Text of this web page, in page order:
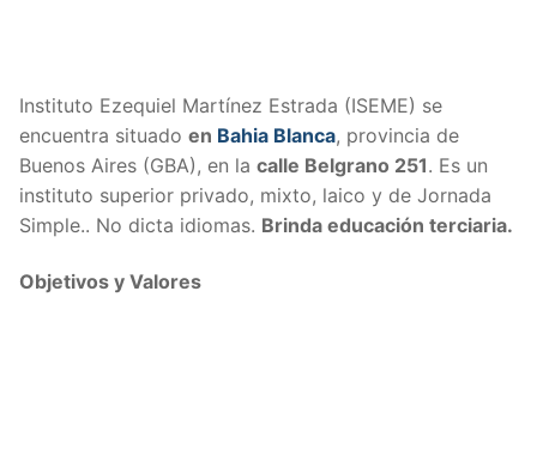
Instituto Ezequiel Martínez Estrada (ISEME) se
encuentra situado en Bahia Blanca, provincia de
Buenos Aires (GBA), en la calle Belgrano 251. Es un
instituto superior privado, mixto, laico y de Jornada
Simple.. No dicta idiomas. Brinda educación terciaria.
Objetivos y Valores